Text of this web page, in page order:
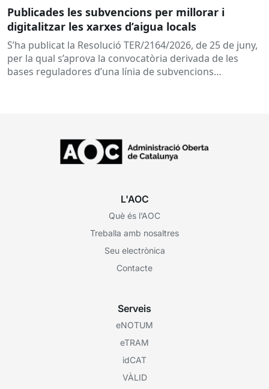
Publicades les subvencions per millorar i
digitalitzar les xarxes d’aigua locals
S’ha publicat la Resolució TER/2164/2026, de 25 de juny,
per la qual s’aprova la convocatòria derivada de les
bases reguladores d’una línia de subvencions
L'AOC
Què és l’AOC
Treballa amb nosaltres
Seu electrònica
Contacte
Serveis
eNOTUM
eTRAM
idCAT
VÀLID